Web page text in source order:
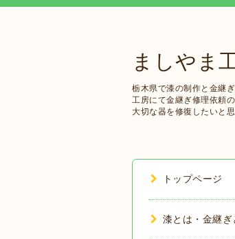
ましやま
栃木県で漆の制作と金継
工房にて金継ぎ修理依頼
大切な器を修復したいと
トップページ
漆とは・金継ぎ